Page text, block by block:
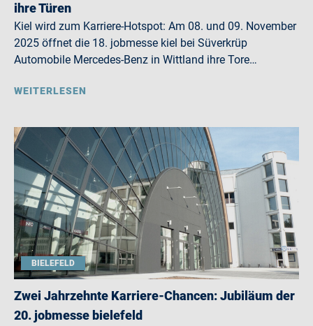
ihre Türen
Kiel wird zum Karriere-Hotspot: Am 08. und 09. November
2025 öffnet die 18. jobmesse kiel bei Süverkrüp
Automobile Mercedes-Benz in Wittland ihre Tore…
WEITERLESEN
BIELEFELD
Zwei Jahrzehnte Karriere-Chancen: Jubiläum der
20. jobmesse bielefeld